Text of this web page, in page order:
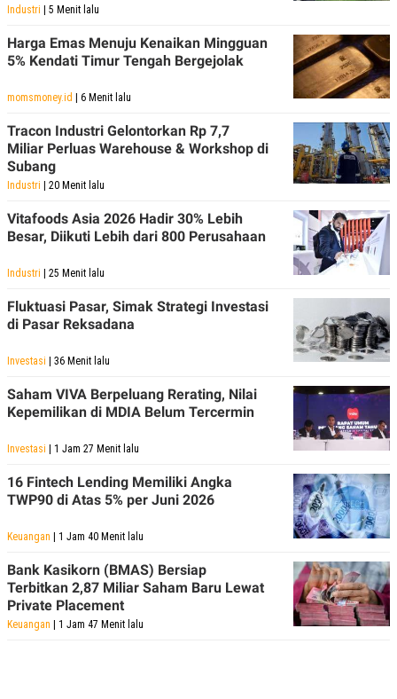
Industri | 5 Menit lalu
Harga Emas Menuju Kenaikan Mingguan
5% Kendati Timur Tengah Bergejolak
momsmoney.id | 6 Menit lalu
Tracon Industri Gelontorkan Rp 7,7
Miliar Perluas Warehouse & Workshop di
Subang
Industri | 20 Menit lalu
Vitafoods Asia 2026 Hadir 30% Lebih
Besar, Diikuti Lebih dari 800 Perusahaan
Industri | 25 Menit lalu
Fluktuasi Pasar, Simak Strategi Investasi
di Pasar Reksadana
Investasi | 36 Menit lalu
Saham VIVA Berpeluang Rerating, Nilai
Kepemilikan di MDIA Belum Tercermin
Investasi | 1 Jam 27 Menit lalu
16 Fintech Lending Memiliki Angka
TWP90 di Atas 5% per Juni 2026
Keuangan | 1 Jam 40 Menit lalu
Bank Kasikorn (BMAS) Bersiap
Terbitkan 2,87 Miliar Saham Baru Lewat
Private Placement
Keuangan | 1 Jam 47 Menit lalu